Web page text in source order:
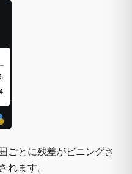
ごとに残差がビニングさ
れます。